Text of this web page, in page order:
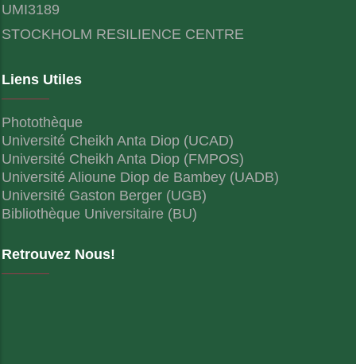
UMI3189
STOCKHOLM RESILIENCE CENTRE
Liens Utiles
Photothèque
Université Cheikh Anta Diop (UCAD)
Université Cheikh Anta Diop (FMPOS)
Université Alioune Diop de Bambey (UADB)
Université Gaston Berger (UGB)
Bibliothèque Universitaire (BU)
Retrouvez Nous!